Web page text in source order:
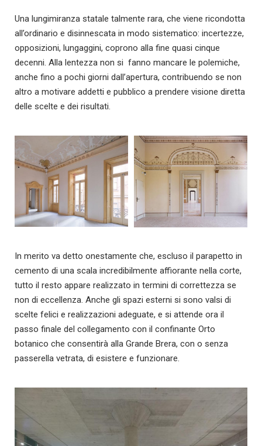
Una lungimiranza statale talmente rara, che viene ricondotta
all’ordinario e disinnescata in modo sistematico: incertezze,
opposizioni, lungaggini, coprono alla fine quasi cinque
decenni. Alla lentezza non si fanno mancare le polemiche,
anche fino a pochi giorni dall’apertura, contribuendo se non
altro a motivare addetti e pubblico a prendere visione diretta
delle scelte e dei risultati.
In merito va detto onestamente che, escluso il parapetto in
cemento di una scala incredibilmente affiorante nella corte,
tutto il resto appare realizzato in termini di correttezza se
non di eccellenza. Anche gli spazi esterni si sono valsi di
scelte felici e realizzazioni adeguate, e si attende ora il
passo finale del collegamento con il confinante Orto
botanico che consentirà alla Grande Brera, con o senza
passerella vetrata, di esistere e funzionare.